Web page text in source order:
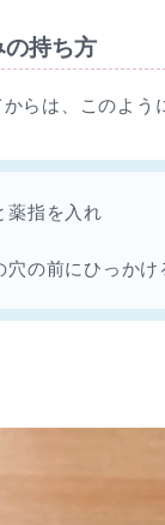
持ち方
らは、このよう
指を入れ
の前にひっかけ